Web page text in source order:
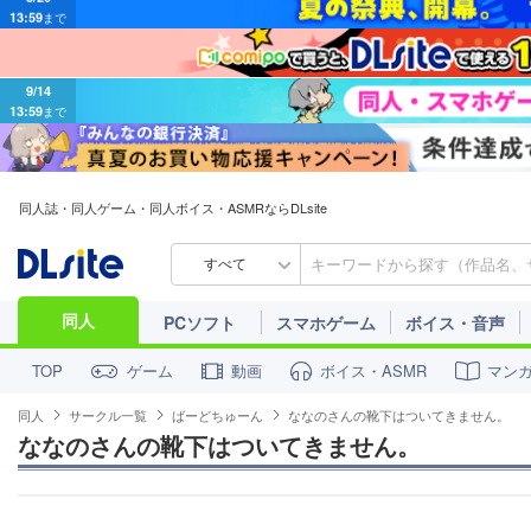
13:59まで
同人誌・同人ゲーム・同人ボイス・ASMRならDLsite
すべて
同人 PCソフト スマホゲーム ボイス・音声
TOP ゲーム 動画 ボイス・ASMR マン
同人 サークル一覧 ばーどちゅーん ななのさんの靴下はついてきません。
ななのさんの靴下はついてきません。